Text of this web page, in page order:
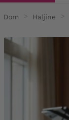
Dom Haljine